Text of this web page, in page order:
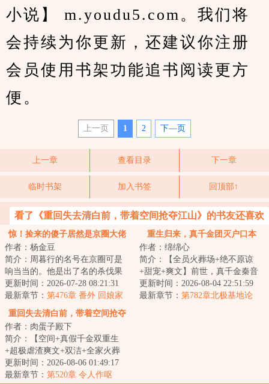
小说】 m.youdu5.com。我们将
会持续为你更新，还建议你注册
会员使用书架功能追书阅读更方
便。
上一页 1 2 下—页
上一章 查看目录 下一章
临时书架 加入书签 回顶部↑
看了《重回失去清白前，带着空间抢夺江山》的书友还喜欢
惊！捡来的傻子居然是京圈大佬
作者：杨金豆
简介：周暮行的名号在京圈可是
响当当的。他是出了名的杀伐果
断，腹黑无情，在一众兄弟里
面，优秀到让人望...
更新时间：2026-07-28 08:21:31
最新章节： 第476章 番外 回娘家
（下）
重生归来，真千金团灭户口本
作者：绵绵心
简介：【全员火葬场+绝不原谅
+甜宠+爽文】前世，真千金秦音
认亲回家后拼命讨好付出，渴求
亲情，临死前全...
更新时间：2026-08-04 22:51:59
最新章节： 第782章北极基地论
重回失去清白前，带着空间抢夺
江山
作者：肉蛋子殿下
简介：【空间+真假千金双重生
+超极虐渣爽文+双洁+全家火葬
场】&lt;br/&gt;【白切黑、貌美绝
伦贵女+禁欲、...
更新时间：2026-08-06 01:49:17
最新章节： 第520章 令人作呕